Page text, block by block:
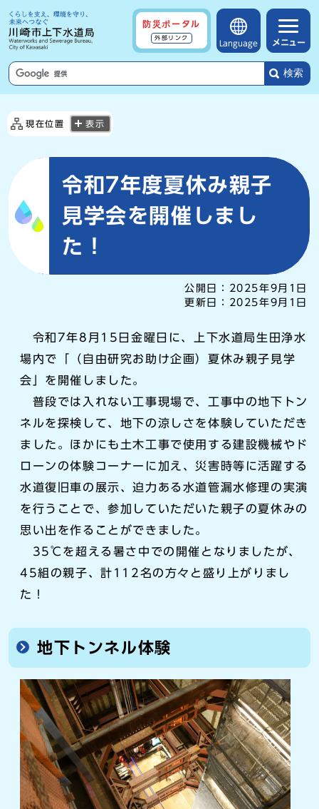
防災ポータル
外部リンク
Language メニュー
検索
現在位置 表示
令和7年度夏休み親子
見学会を開催しまし
た！
公開日：
2025年9月1日
更新日：
2025年9月1日
令和7年8月15日金曜日に、上下水道局生田浄水
場内で「（自由研究お助け企画）夏休み親子見学
会」を開催しました。
普段では入れない工事現場で、工事中の地下トン
ネルを探検して、地下の涼しさを体験していただき
ました。ほかにも土木工事で使用する建設機械やド
ローンの体験コーナーに加え、災害時等に活躍する
水道復旧車の展示、迫力ある水道管漏水修理の実演
を行うことで、参加していただいた親子の夏休みの
思い出を作ることができました。
35℃を超える暑さ中での開催となりましたが、
45組の親子、計112名の方々と盛り上がりまし
た！
地下トンネル体験